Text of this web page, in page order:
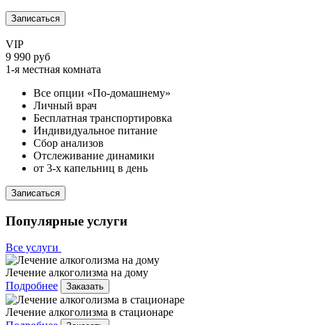
Записаться
VIP
9 990 руб
1-я местная комната
Все опции «По-домашнему»
Личный врач
Бесплатная транспортировка
Индивидуальное питание
Сбор анализов
Отслеживание динамики
от 3-х капельниц в день
Записаться
Популярные услуги
Все услуги
Лечение алкоголизма на дому
Подробнее
Заказать
Лечение алкоголизма в стационаре